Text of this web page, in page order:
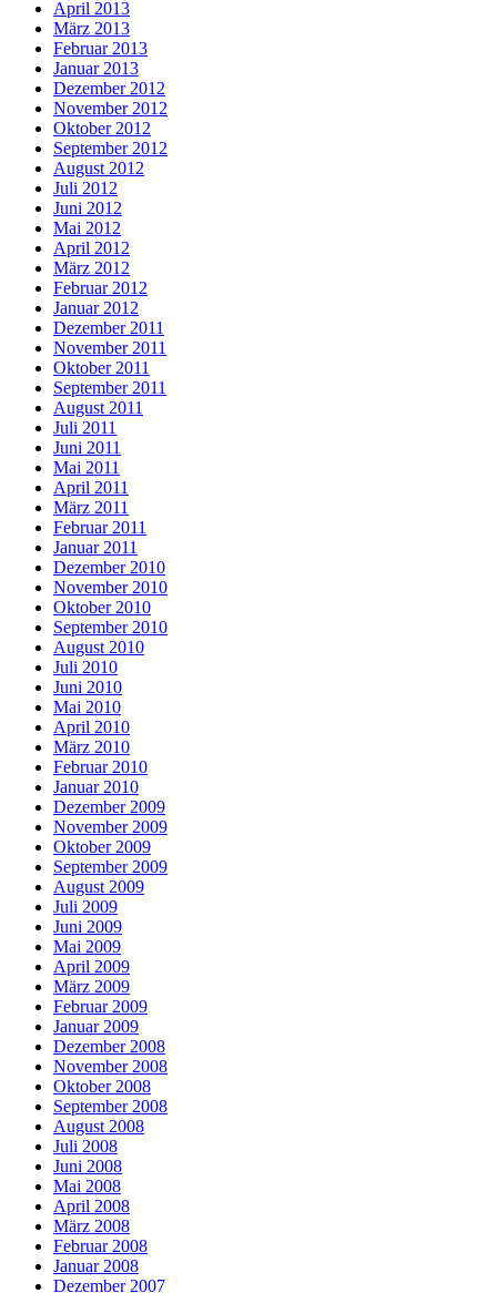
April 2013
März 2013
Februar 2013
Januar 2013
Dezember 2012
November 2012
Oktober 2012
September 2012
August 2012
Juli 2012
Juni 2012
Mai 2012
April 2012
März 2012
Februar 2012
Januar 2012
Dezember 2011
November 2011
Oktober 2011
September 2011
August 2011
Juli 2011
Juni 2011
Mai 2011
April 2011
März 2011
Februar 2011
Januar 2011
Dezember 2010
November 2010
Oktober 2010
September 2010
August 2010
Juli 2010
Juni 2010
Mai 2010
April 2010
März 2010
Februar 2010
Januar 2010
Dezember 2009
November 2009
Oktober 2009
September 2009
August 2009
Juli 2009
Juni 2009
Mai 2009
April 2009
März 2009
Februar 2009
Januar 2009
Dezember 2008
November 2008
Oktober 2008
September 2008
August 2008
Juli 2008
Juni 2008
Mai 2008
April 2008
März 2008
Februar 2008
Januar 2008
Dezember 2007